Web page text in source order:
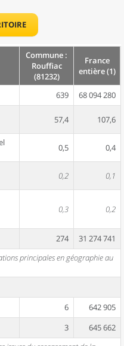
Commune :
Rouffiac
(81232)
France
entière (1)
639
68 094 280
57,4 107,6
0,5 0,4
0,2 0,1
0,3 0,2
274
31 274 741
principales en géographie au
6
642 905
3
645 662